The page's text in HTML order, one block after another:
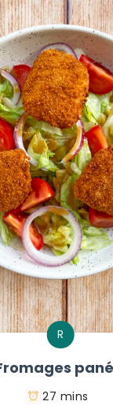
R
27 mins